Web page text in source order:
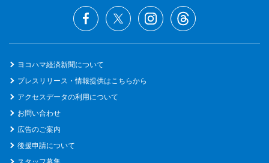
ヨコハマ経済新聞について
プレスリリース・情報提供はこちらから
アクセスデータの利用について
お問い合わせ
広告のご案内
後援申請について